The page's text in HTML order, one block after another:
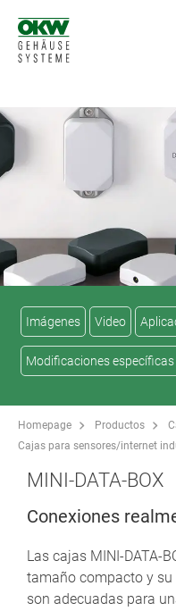
Imágenes Video
Modificaciones específicas
Homepage Productos
Cajas para sensores/internet
MINI-DATA-BOX
Conexiones
Las cajas MINI-DATA-
tamaño compacto y
son adecuadas para